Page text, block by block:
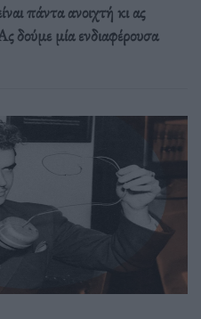
πάντα ανοιχτή κι ας
δούμε μία ενδιαφέρουσα